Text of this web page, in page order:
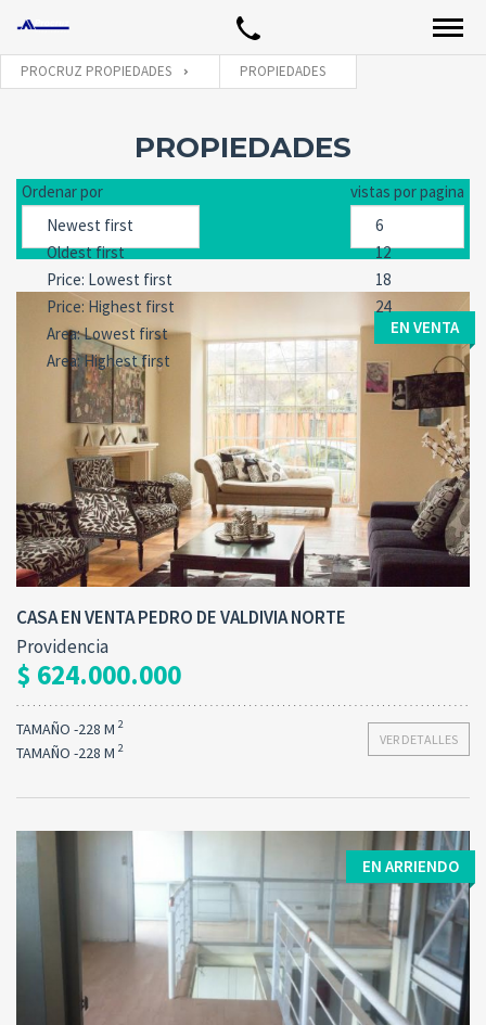
PROCRUZ PROPIEDADES PROPIEDADES
PROPIEDADES
Ordenar por vistas por pagina
EN VENTA
CASA EN VENTA PEDRO DE VALDIVIA NORTE
Providencia
$ 624.000.000
VER DETALLES
TAMAÑO -228 M 2
TAMAÑO -228 M 2
EN ARRIENDO